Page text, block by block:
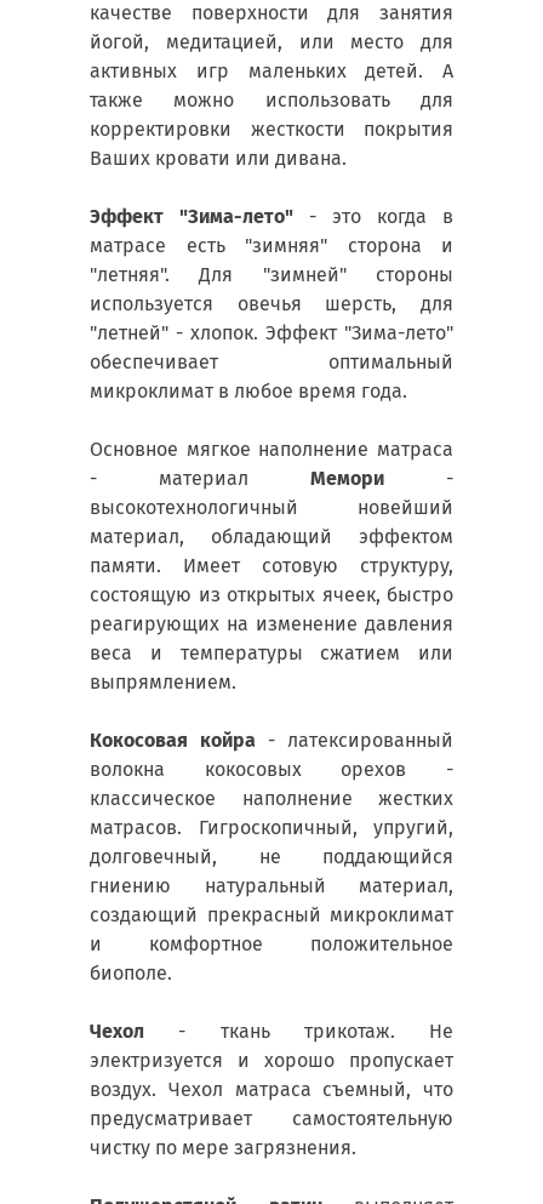
качестве поверхности для занятия
йогой, медитацией, или место для
активных игр маленьких детей. А
также можно использовать для
корректировки жесткости покрытия
Ваших кровати или дивана.
Эффект "Зима-лето" - это когда в
матрасе есть "зимняя" сторона и
"летняя". Для "зимней" стороны
используется овечья шерсть, для
"летней" - хлопок. Эффект "Зима-лето"
обеспечивает оптимальный
микроклимат в любое время года.
Основное мягкое наполнение матраса
- материал Мемори -
высокотехнологичный новейший
материал, обладающий эффектом
памяти. Имеет сотовую структуру,
состоящую из открытых ячеек, быстро
реагирующих на изменение давления
веса и температуры сжатием или
выпрямлением.
Кокосовая койра - латексированный
волокна кокосовых орехов -
классическое наполнение жестких
матрасов. Гигроскопичный, упругий,
долговечный, не поддающийся
гниению натуральный материал,
создающий прекрасный микроклимат
и комфортное положительное
биополе.
Чехол - ткань трикотаж. Не
электризуется и хорошо пропускает
воздух. Чехол матраса съемный, что
предусматривает самостоятельную
чистку по мере загрязнения.